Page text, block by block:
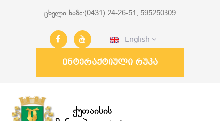
ცხელი ხაზი:(0431) 24-26-51, 595250309
English
ინტერაქტიული რუკა
ქუთაისის